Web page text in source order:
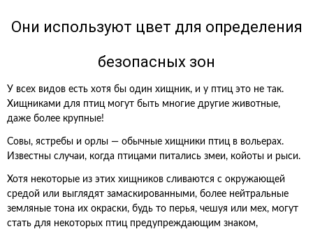
Они используют цвет для определения
безопасных зон
У всех видов есть хотя бы один хищник, и у птиц это не так.
Хищниками для птиц могут быть многие другие животные,
даже более крупные!
Совы, ястребы и орлы — обычные хищники птиц в вольерах.
Известны случаи, когда птицами питались змеи, койоты и рыси.
Хотя некоторые из этих хищников сливаются с окружающей
средой или выглядят замаскированными, более нейтральные
земляные тона их окраски, будь то перья, чешуя или мех, могут
стать для некоторых птиц предупреждающим знаком,